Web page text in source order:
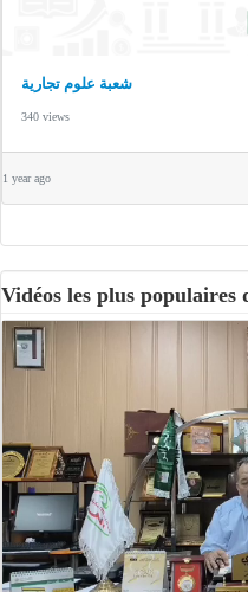
شعبة علوم تجارية
340 views
1 year ago
Vidéos les plus populaires